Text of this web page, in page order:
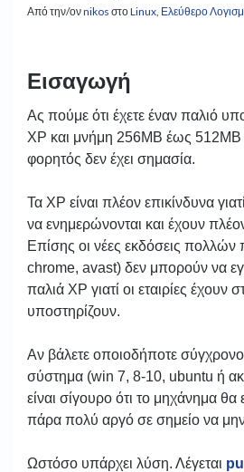
Από την/ονnikos στοLinux, Ελεύθερο
Εισαγωγή
Ας πούμε ότι έχετε έναν παλιό
XP και μνήμη 256MΒ έως 512ΜΒ
φορητός δεν έχει σημασία.
Τα XP είναι πλέον επικίνδυνα
να ενημερώνονται και έχουν
Επίσης οι νέες εκδόσεις
chrome, avast) δεν μπορούν να
παλιά XP γιατί οι εταιρίες έχουν
υποστηρίζουν.
Αν βάλετε οποιοδήποτε σύγχρονο
σύστημα (win 7, 8-10, ubuntu ή
είναι σίγουρο ότι το μηχάνημα
πάρα πολύ αργό σε σημείο να μην
Ωστόσο υπάρχει λύση. Λέγεται